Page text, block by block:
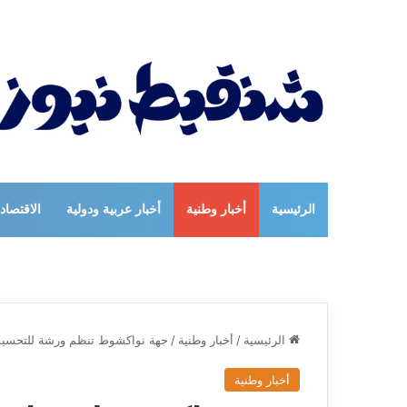
الرئيسية أخبار وطنية أخبار عربية ودولية الاقتصاد
الرئيسية / أخبار وطنية / جهة نواكشوط تنظم ورشة
أخبار وطنية